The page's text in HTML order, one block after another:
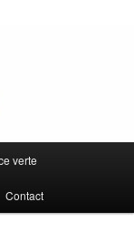
verte
Contact